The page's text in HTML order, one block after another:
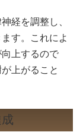
経を調整し、
す。これによ
上するので
上がること